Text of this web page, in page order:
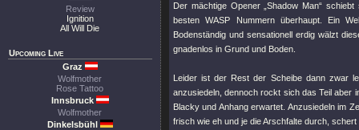
Review
Ignition
All Will Die
Upcoming Live
Graz
Wolfmother
Rose Tattoo
Innsbruck
Wolfmother
Dinkelsbühl
Der mächtige Opener „Shadow Man“
besten WASP Nummern überhaupt. Ein
Bodenständig und sensationell erdig wälzt
gnadenlos in Grund und Boden.
Leider ist der Rest der Scheibe dann zwar
anzusiedeln, dennoch rockt sich das Teil aber
Blacky und Anhang erwartet. Anzusiedeln im
frisch wie eh und je die Arschfalte durch,